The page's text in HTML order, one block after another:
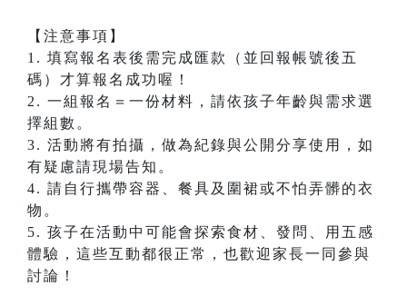
【注意事項】
1. 填寫報名表後需完成匯款（並回報帳號後五
碼）才算報名成功喔！
2. 一組報名＝一份材料，請依孩子年齡與需求選
擇組數。
3. 活動將有拍攝，做為紀錄與公開分享使用，如
有疑慮請現場告知。
4. 請自行攜帶容器、餐具及圍裙或不怕弄髒的衣
物。
5. 孩子在活動中可能會探索食材、發問、用五感
體驗，這些互動都很正常，也歡迎家長一同參與
討論！